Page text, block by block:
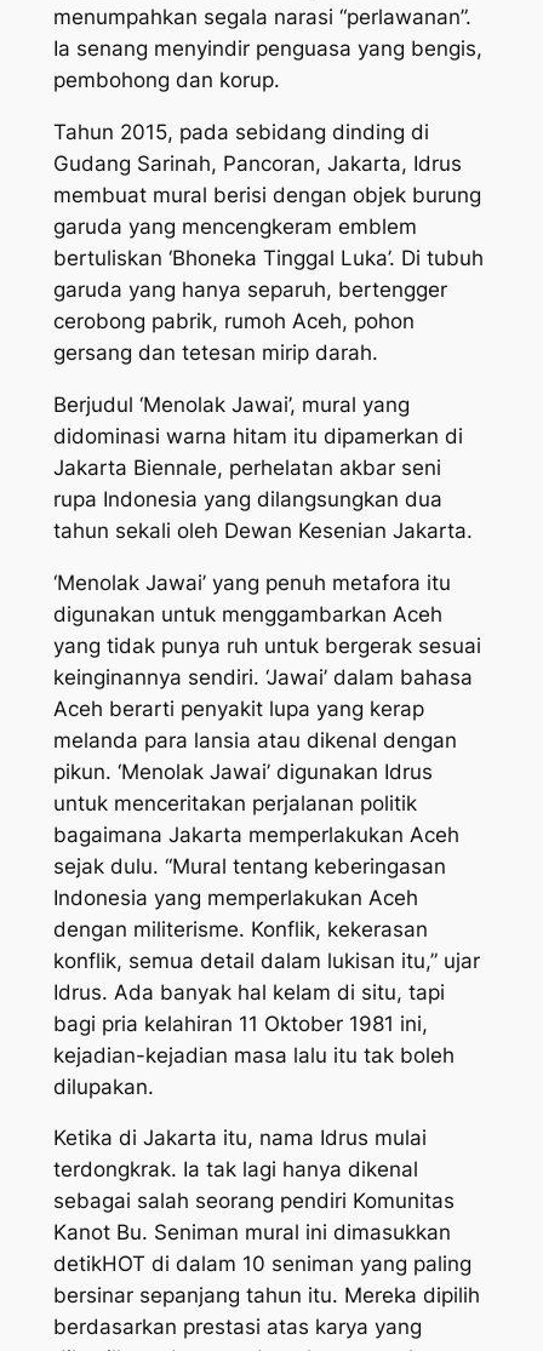
menumpahkan segala narasi “perlawanan”.
Ia senang menyindir penguasa yang bengis,
pembohong dan korup.
Tahun 2015, pada sebidang dinding di
Gudang Sarinah, Pancoran, Jakarta, Idrus
membuat mural berisi dengan objek burung
garuda yang mencengkeram emblem
bertuliskan ‘Bhoneka Tinggal Luka’. Di tubuh
garuda yang hanya separuh, bertengger
cerobong pabrik, rumoh Aceh, pohon
gersang dan tetesan mirip darah.
Berjudul ‘Menolak Jawai’, mural yang
didominasi warna hitam itu dipamerkan di
Jakarta Biennale, perhelatan akbar seni
rupa Indonesia yang dilangsungkan dua
tahun sekali oleh Dewan Kesenian Jakarta.
‘Menolak Jawai’ yang penuh metafora itu
digunakan untuk menggambarkan Aceh
yang tidak punya ruh untuk bergerak sesuai
keinginannya sendiri. ‘Jawai’ dalam bahasa
Aceh berarti penyakit lupa yang kerap
melanda para lansia atau dikenal dengan
pikun. ‘Menolak Jawai’ digunakan Idrus
untuk menceritakan perjalanan politik
bagaimana Jakarta memperlakukan Aceh
sejak dulu. “Mural tentang keberingasan
Indonesia yang memperlakukan Aceh
dengan militerisme. Konflik, kekerasan
konflik, semua detail dalam lukisan itu,” ujar
Idrus. Ada banyak hal kelam di situ, tapi
bagi pria kelahiran 11 Oktober 1981 ini,
kejadian-kejadian masa lalu itu tak boleh
dilupakan.
Ketika di Jakarta itu, nama Idrus mulai
terdongkrak. Ia tak lagi hanya dikenal
sebagai salah seorang pendiri Komunitas
Kanot Bu. Seniman mural ini dimasukkan
detikHOT di dalam 10 seniman yang paling
bersinar sepanjang tahun itu. Mereka dipilih
berdasarkan prestasi atas karya yang